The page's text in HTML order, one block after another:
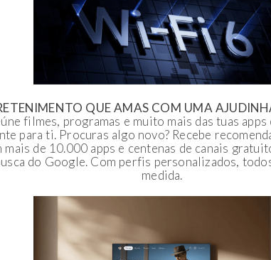
QUE AMAS COM UMA
filmes, programas e muito mais das tuas
para ti. Procuras algo novo? Recebe
mais de 10.000 apps e centenas de canais
do Google. Com perfis personalizados,
medida.